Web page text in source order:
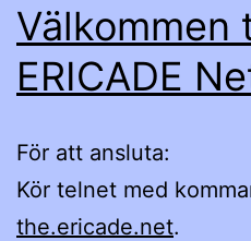
Välkommen
ERICADE
För att ansluta:
Kör telnet med
the.ericade.net.